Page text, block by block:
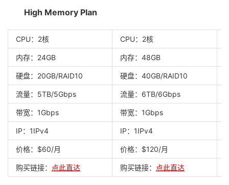
High Memory Plan
CPU：2核 CPU：2核
内存：24GB 内存：48GB
硬盘：20GB/RAID10 硬盘：40GB/RAID10
流量：5TB/5Gbps 流量：6TB/6Gbps
带宽：1Gbps 带宽：1Gbps
IP：1IPv4 IP：1IPv4
价格：$60/月 价格：$120/月
购买链接： 点此直达 购买链接： 点此直达